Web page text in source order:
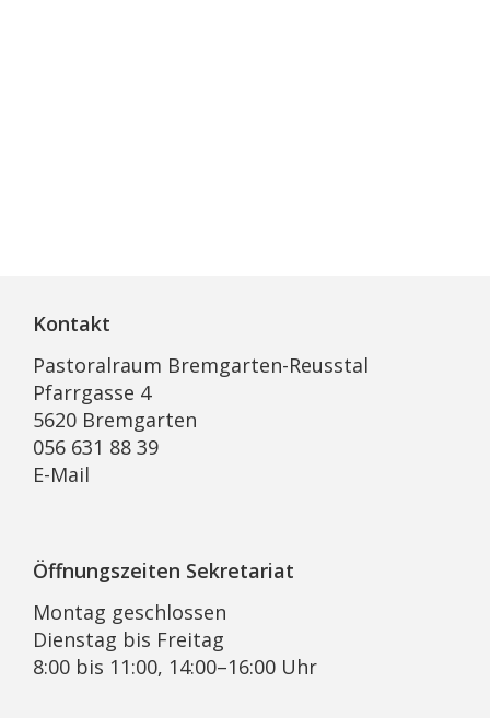
Kontakt
Pastoralraum Bremgarten-Reusstal
Pfarrgasse 4
5620 Bremgarten
056 631 88 39
E-Mail
Öffnungszeiten Sekretariat
Montag geschlossen
Dienstag bis Freitag
8:00 bis 11:00, 14:00–16:00 Uhr